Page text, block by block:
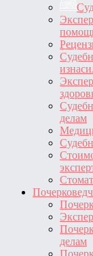
делам
делам